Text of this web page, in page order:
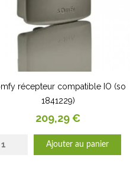
récepteur compatible IO (so
1841229)
Prix
209,29 €
Ajouter au panier